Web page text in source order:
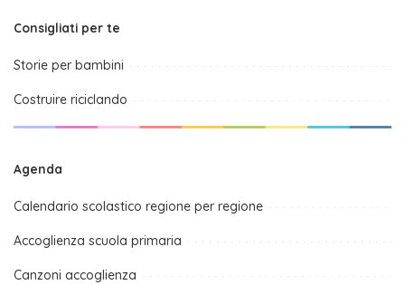
Consigliati per te
Storie per bambini
Costruire riciclando
Agenda
Calendario scolastico regione per regione
Accoglienza scuola primaria
Canzoni accoglienza